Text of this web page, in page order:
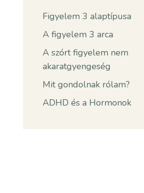
Figyelem 3 alaptípusa
A figyelem 3 arca
A szórt figyelem nem
akaratgyengeség
Mit gondolnak rólam?
ADHD és a Hormonok